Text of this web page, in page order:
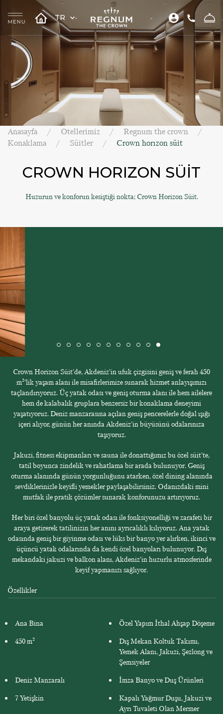
TR
Anasayfa Otellerimiz
Regnum the crown
Konaklama
Süitler Crown horızon süit
CROWN HORIZON SÜİT
Huzurun ve konforun kesiştiği nokta; Crown Horizon Süit.
Crown Horizon Süit'de, Akdeniz’in ufuk çizgisini geniş ve ferah 450
m²’lik yaşam alanı ile misafirlerimize sunarak hizmet anlayışımızı
taçlandırıyoruz. Üç yatak odası ve geniş oturma alanı ile hem ailelere
hem de kalabalık gruplara benzersiz bir konaklama deneyimi
yaşatıyoruz. Deniz manzarasına açılan geniş pencerelerle doğal ışığı
içeri alıyor, günün her anında Akdeniz’in büyüsünü odalarınıza
taşıyoruz.
Jakuzi, fitness ekipmanları ve sauna ile donattığımız bu özel süit'te,
tatil boyunca zindelik ve rahatlama bir arada bulunuyor. Geniş
oturma alanında günün yorgunluğunu atarken, özel dining alanında
sevdiklerinizle keyifli yemekler paylaşabilirsiniz. Odanızdaki mini
mutfak ile pratik çözümler sunarak konforunuzu artırıyoruz.
Her biri özel banyolu üç yatak odası ile fonksiyonelliği ve zarafeti bir
araya getirerek tatilinizin her anını ayrıcalıklı kılıyoruz. Ana yatak
odasında geniş bir giyinme odası ve lüks bir banyo yer alırken, ikinci ve
üçüncü yatak odalarında da kendi özel banyoları bulunuyor. Dış
mekandaki jakuzi ve balkon alanı, Akdeniz’in huzurlu atmosferinde
keyif yapmanızı sağlıyor.
Özellikler
Ana Bina
Özel Yapım İthal Ahşap Döşeme
450 m²
Dış Mekan Koltuk Takımı,
Yemek Alanı, Jakuzi, Şezlong ve
Şemsiyeler
Deniz Manzaralı
İmza Banyo ve Duş Ürünleri
7 Yetişkin
Kapalı Yağmur Duşu, Jakuzi ve
Ayrı Tuvaleti Olan Mermer